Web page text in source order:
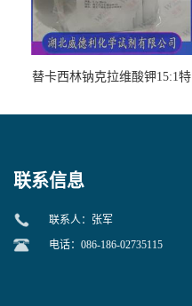
替卡西林钠克拉维酸钾15:1特
联系信息
联系人：张军
电话：086-186-02735115